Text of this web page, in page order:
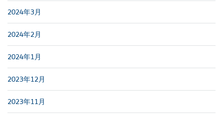
2024年3月
2024年2月
2024年1月
2023年12月
2023年11月